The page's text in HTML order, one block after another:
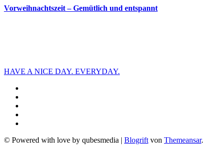
Vorweihnachtszeit – Gemütlich und entspannt
HAVE A NICE DAY. EVERYDAY.
© Powered with love by qubesmedia | Blogrift von Themeansar.